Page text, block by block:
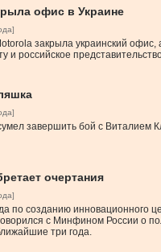
офис в Украине
закрыла украинский офис,
и российское
завершить бой с Виталием
очертания
по созданию инновационного
с Минфином России о
три года.